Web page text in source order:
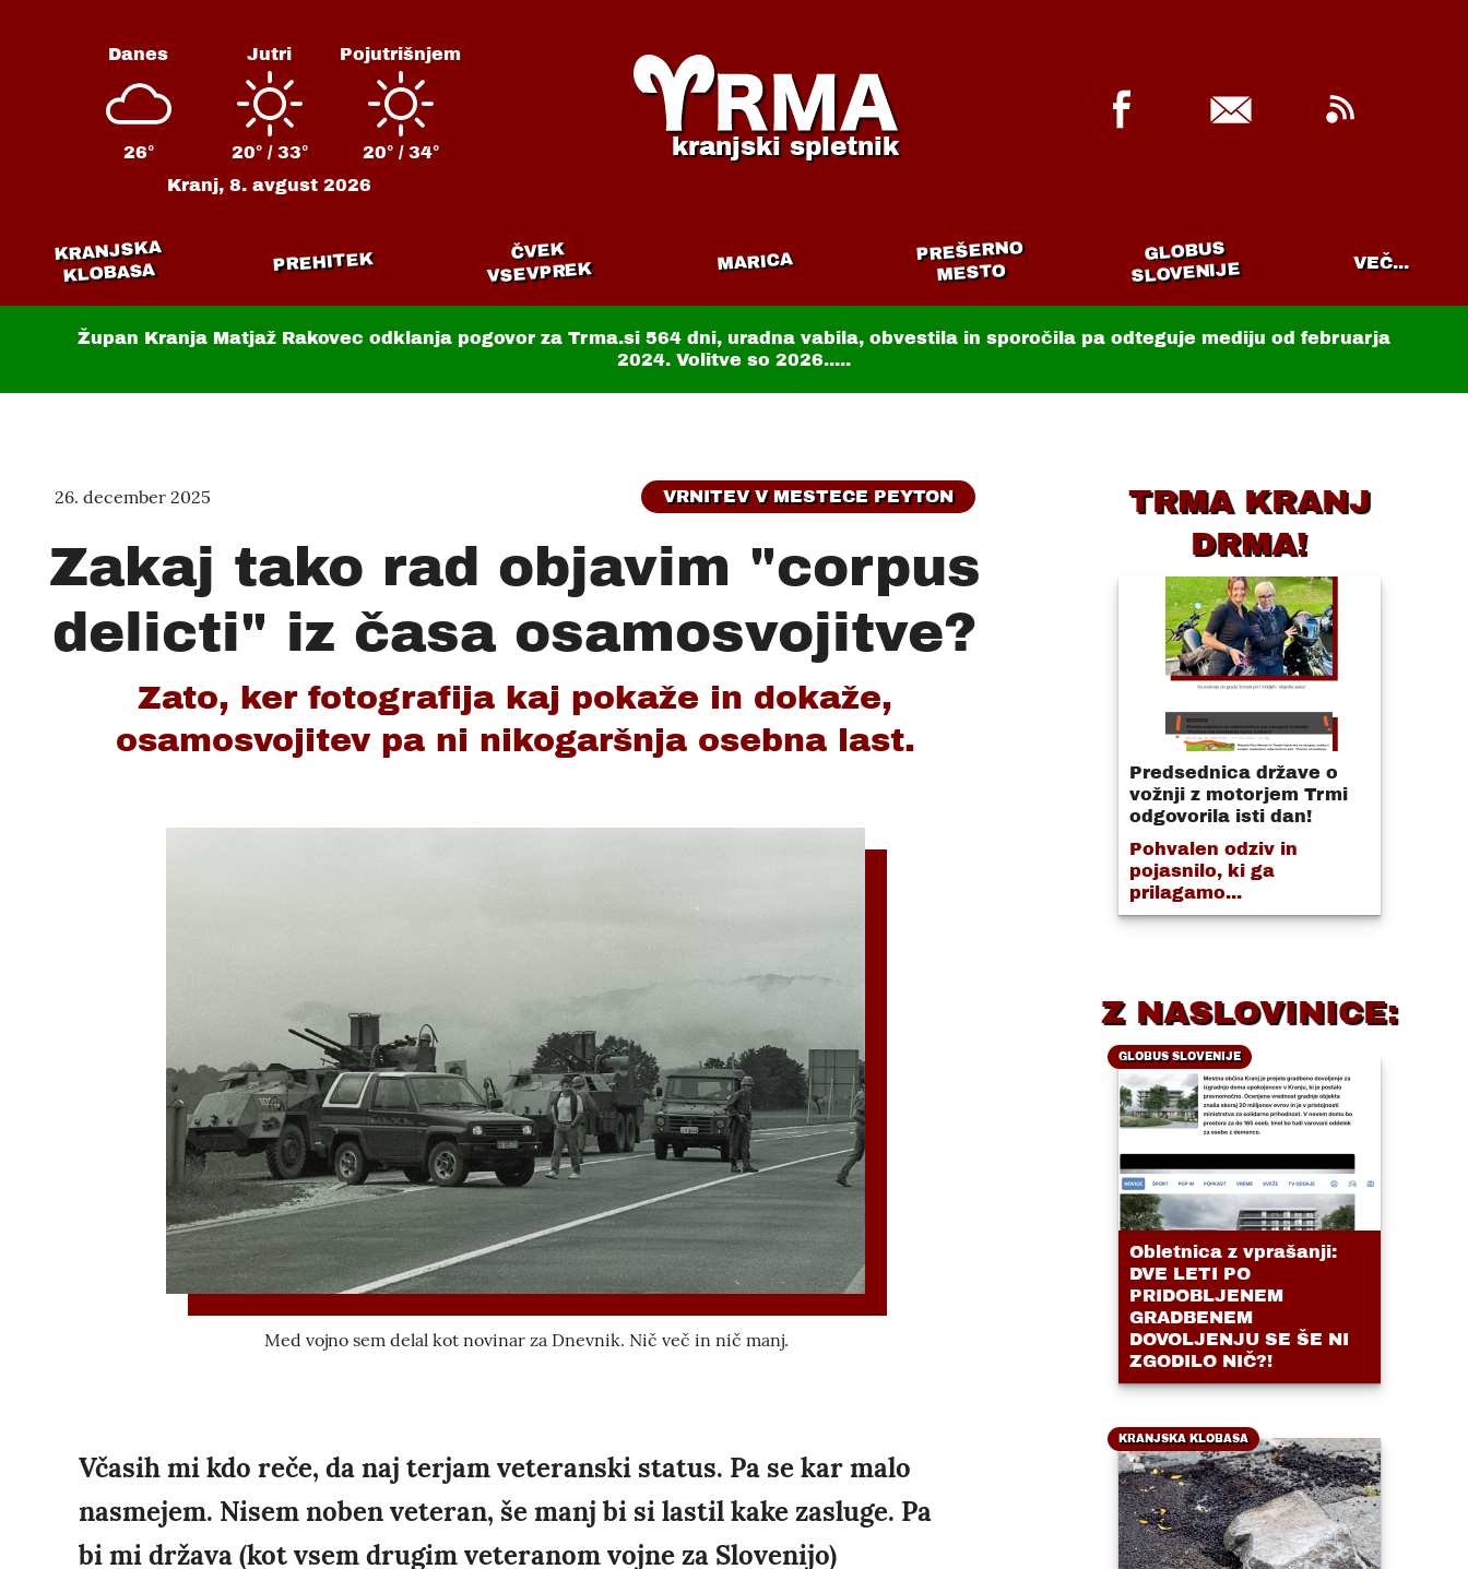
Danes
26°
Jutri
20° / 33°
Pojutrišnjem
20° / 34°
Kranj,8. avgust 2026
kranjski spletnik
KRANJSKA
KLOBASA PREHITEK ČVEK
VSEVPREK MARICA PREŠERNO
MESTO
GLOBUS
SLOVENIJE VEČ...
Župan Kranja Matjaž Rakovec odklanja pogovor za Trma.si 564 dni, uradna vabila, obvestila in sporočila pa odteguje mediju od februarja
2024. Volitve so 2026.....
26. december 2025 VRNITEV V MESTECE PEYTON
Zakaj tako rad objavim "corpus
delicti" iz časa osamosvojitve?
Zato, ker fotografija kaj pokaže in dokaže,
osamosvojitev pa ni nikogaršnja osebna last.
Med vojno sem delal kot novinar za Dnevnik. Nič več in nič manj.
Včasih mi kdo reče, da naj terjam veteranski status. Pa se kar malo
nasmejem. Nisem noben veteran, še manj bi si lastil kake zasluge. Pa
bi mi država (kot vsem drugim veteranom vojne za Slovenijo)
TRMA KRANJ
DRMA!
Predsednica države o
vožnji z motorjem Trmi
odgovorila isti dan!
Pohvalen odziv in
pojasnilo, ki ga
prilagamo...
Z NASLOVINICE:
GLOBUS SLOVENIJE
Obletnica z vprašanji:
DVE LETI PO
PRIDOBLJENEM
GRADBENEM
DOVOLJENJU SE ŠE NI
ZGODILO NIČ?!
KRANJSKA KLOBASA